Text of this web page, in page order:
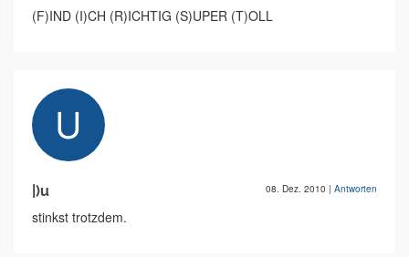
(F)IND (I)CH (R)ICHTIG (S)UPER (T)OLL
|)u 08. Dez. 2010 | Antworten
stinkst trotzdem.